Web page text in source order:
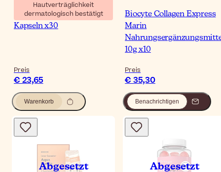
Hautverträglichkeit
dermatologisch bestätigt
Noreva Lipoleum Atopie
Kapseln x30
Preis
€ 23,65
Warenkorb
Biocyte Collagen Express
Marin
10g x10
Preis
€ 35,30
Benachrichtigen